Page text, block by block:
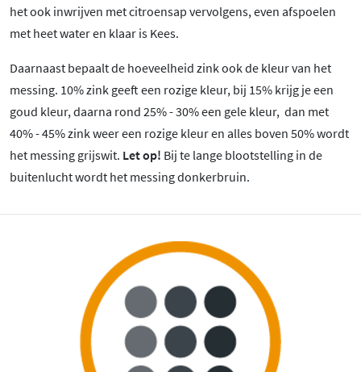
het ook inwrijven met citroensap vervolgens, even afspoelen
met heet water en klaar is Kees.
Daarnaast bepaalt de hoeveelheid zink ook de kleur van het
messing. 10% zink geeft een rozige kleur, bij 15% krijg je een
goud kleur, daarna rond 25% - 30% een gele kleur, dan met
40% - 45% zink weer een rozige kleur en alles boven 50% wordt
het messing grijswit. Let op! Bij te lange blootstelling in de
buitenlucht wordt het messing donkerbruin.